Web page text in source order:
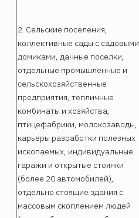
2. Сельские поселения,
коллективные сады с садовыми
домиками, дачные поселки,
отдельные промышленные и
сельскохозяйственные
предприятия, тепличные
комбинаты и хозяйства,
птицефабрики, молокозаводы,
карьеры разработки полезных
ископаемых, индивидуальные
гаражи и открытые стоянки
(более 20 автомобилей),
отдельно стоящие здания с
массовым скоплением людей